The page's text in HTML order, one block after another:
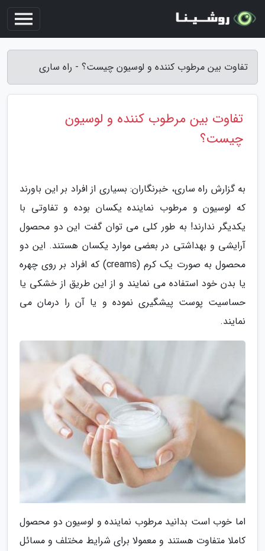
تفاوت بین مرطوب کننده و لوسیون چیست؟ - راه ساری
تفاوت بین مرطوب کننده و لوسیون
چیست؟
به گزارش راه ساری، خبرنگاران: بسیاری از افراد بر این باورند
که لوسیون و مرطوب نماینده یکسان بوده و تفاوتی با
یکدیگر ندارند! به طور کلی می توان گفت این دو محصول
آرایشی و بهداشتی در بعضی موارد یکسان هستند. این دو
محصول به صورت یک کرم (creams) که افراد بر روی چهره
یا بدن خود استفاده می نمایند و از این طریق از خشکی یا
حساسیت پوست پیشگیری نموده و یا آن را درمان می
نمایند.
اما خوب است بدانید مرطوب نماینده و لوسیون دو محصول
کاملا متفاوت هستند و معمولا برای شرایط مختلف و مسائل